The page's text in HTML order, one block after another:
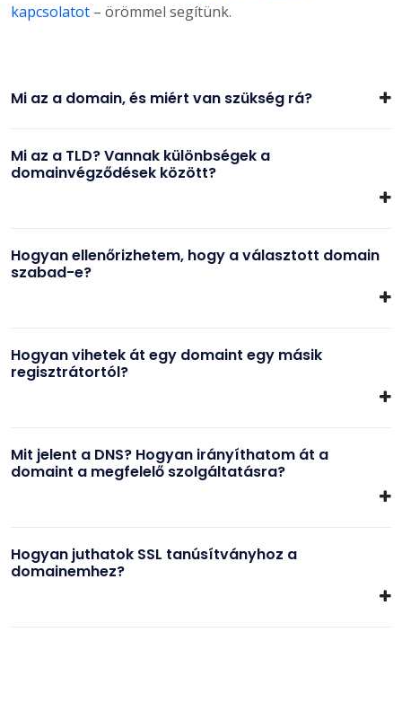
kapcsolatot – örömmel segítünk.
Mi az a domain, és miért van szükség rá?
Mi az a TLD? Vannak különbségek a
domainvégződések között?
Hogyan ellenőrizhetem, hogy a választott domain
szabad-e?
Hogyan vihetek át egy domaint egy másik
regisztrátortól?
Mit jelent a DNS? Hogyan irányíthatom át a
domaint a megfelelő szolgáltatásra?
Hogyan juthatok SSL tanúsítványhoz a
domainemhez?